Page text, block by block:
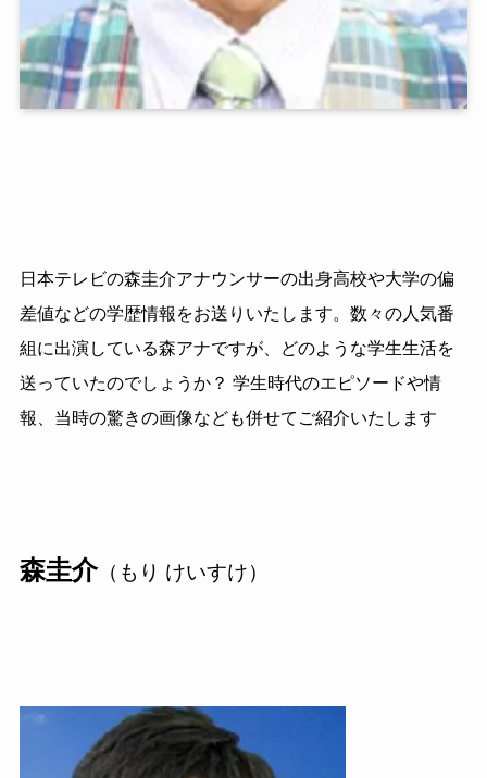
日本テレビの森圭介アナウンサーの出身高校や大学の偏
差値などの学歴情報をお送りいたします。数々の人気番
組に出演している森アナですが、どのような学生生活を
送っていたのでしょうか？ 学生時代のエピソードや情
報、当時の驚きの画像なども併せてご紹介いたします
森圭介（もり けいすけ）